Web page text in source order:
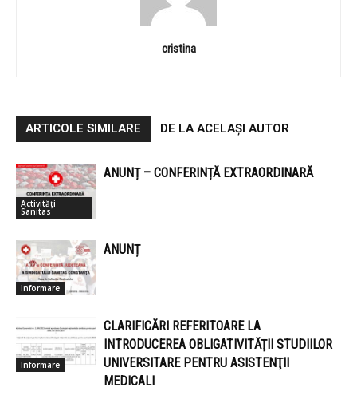
cristina
ARTICOLE SIMILARE DE LA ACELAȘI AUTOR
Activități
Sanitas
ANUNȚ – CONFERINȚĂ EXTRAORDINARĂ
Informare
ANUNȚ
Informare
CLARIFICĂRI REFERITOARE LA
INTRODUCEREA OBLIGATIVITĂŢII STUDIILOR
UNIVERSITARE PENTRU ASISTENŢII
MEDICALI